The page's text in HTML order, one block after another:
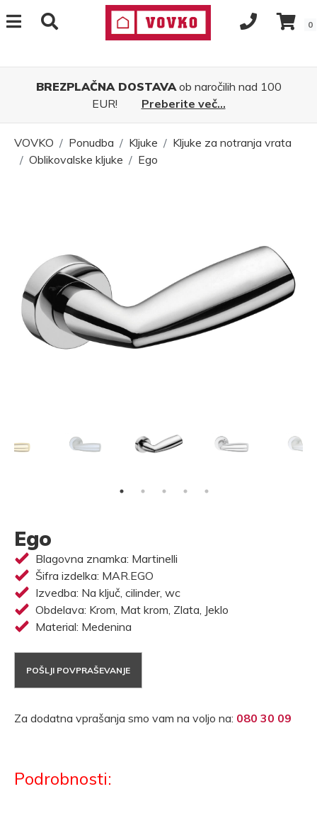
0
BREZPLAČNA DOSTAVAob naročilih nad 100
EUR!
Preberite več...
VOVKO Ponudba Kljuke
Kljuke za notranja vrata
Oblikovalske kljuke
Ego
Ego
Blagovna znamka: Martinelli
Šifra izdelka: MAR.EGO
Izvedba: Na ključ, cilinder, wc
Obdelava: Krom, Mat krom, Zlata, Jeklo
Material: Medenina
POŠLJI POVPRAŠEVANJE
Za dodatna vprašanja smo vam na voljo na: 080 30 09
Podrobnosti: